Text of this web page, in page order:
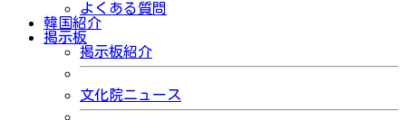
よくある質問
韓国紹介
掲示板
掲示板紹介
文化院ニュース